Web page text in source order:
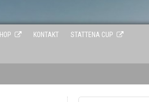
KONTAKT STATTENA CUP